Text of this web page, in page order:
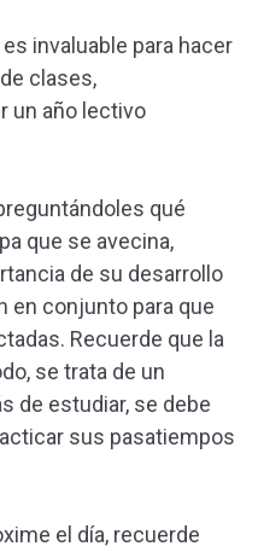
invaluable para hacer
clases,
un año lectivo
qué
que se avecina,
de su desarrollo
en conjunto para que
Recuerde que la
se trata de un
de estudiar, se debe
sus pasatiempos
el día, recuerde